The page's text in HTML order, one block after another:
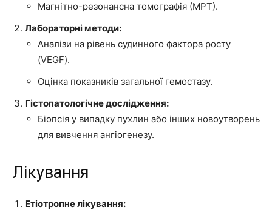
Магнітно-резонансна томографія (МРТ).
Лабораторні методи:
Аналізи на рівень судинного фактора росту
(VEGF).
Оцінка показників загальної гемостазу.
Гістопатологічне дослідження:
Біопсія у випадку пухлин або інших новоутворень
для вивчення ангіогенезу.
Лікування
Етіотропне лікування: